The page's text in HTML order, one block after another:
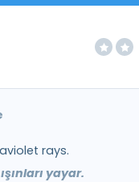
rays.
yayar.